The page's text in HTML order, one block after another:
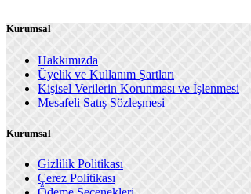
Kurumsal
Hakkımızda
Üyelik ve Kullanım Şartları
Kişisel Verilerin Korunması ve İşlenmesi
Mesafeli Satış Sözleşmesi
Kurumsal
Gizlilik Politikası
Çerez Politikası